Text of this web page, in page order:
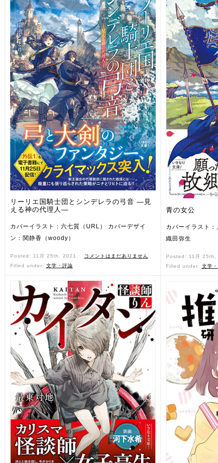
リーリエ国騎士団とシンデレラの弓音 ―見
える神の代理人―
カバーイラスト：六七質（URL） カバーデザイ
ン：関静香（woody）
Posted: 11月 25th, 2021 ˑ
コメントはまだありません
Filled under: 文学・評論
青の女公
カバーイラスト
織田弥生
Posted: 11月
Filled under: 文学